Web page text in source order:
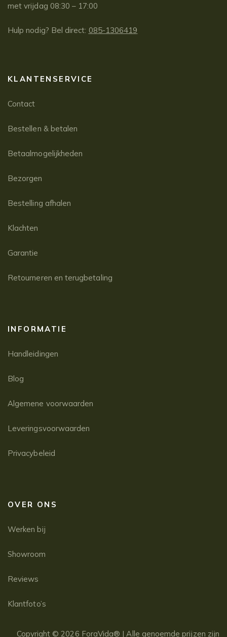
met vrijdag 08:30 – 17:00
Hulp nodig? Bel direct: 085-1306419
KLANTENSERVICE
Contact
Bestellen & betalen
Betaalmogelijkheden
Bezorgen
Bestelling afhalen
Klachten
Garantie
Retourneren en terugbetaling
INFORMATIE
Handleidingen
Blog
Algemene voorwaarden
Leveringsvoorwaarden
Privacybeleid
OVER ONS
Werken bij
Showroom
Reviews
Klantfoto’s
Copyright © 2026 ForaVida® | Alle genoemde prijzen zijn